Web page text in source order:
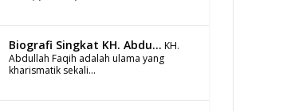
Biografi Singkat KH. Abdu... KH.
Abdullah Faqih adalah ulama yang
kharismatik sekali...